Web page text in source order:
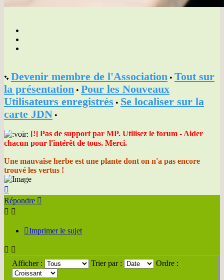
Devenir membre de l'Association • Tout sur
la présentation • Pour les Nouveaux
Utilisateurs enregistrés • Se localiser sur la
carte JDN •
[!] Pas de support par MP. Utilisez le forum - Aider
chacun pour l'intérêt de tous. Merci.
Une mauvaise herbe est une plante dont on n'a pas encore
trouvé les vertus !
Répondre
Imprimer le sujet
Afficher : Trier par : Ordre :